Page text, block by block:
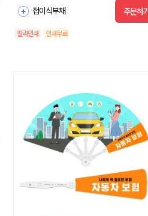
접이식부채 주문하기
칼라인쇄 인쇄무료